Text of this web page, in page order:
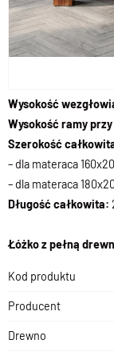
Wysokość
Wysokość ramy
Szerokość
– dla materaca
– dla materaca
Długość całkowita:
Łóżko z pełną
Kod produktu
Producent
Drewno